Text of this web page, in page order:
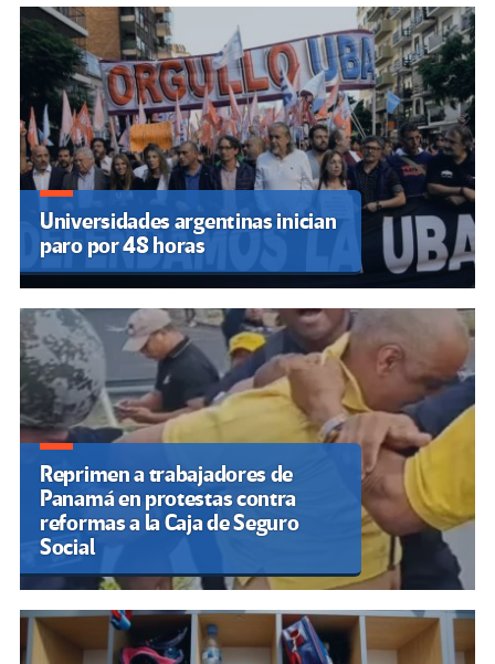
Universidades argentinas inician
paro por 48 horas
Reprimen a trabajadores de
Panamá en protestas contra
reformas a la Caja de Seguro
Social